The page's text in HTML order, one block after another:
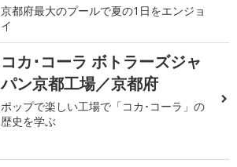
京都府最大のプールで夏の1日をエンジョ
イ
コカ･コーラ ボトラーズジャ
パン京都工場／京都府
ポップで楽しい工場で「コカ･コーラ」の
歴史を学ぶ